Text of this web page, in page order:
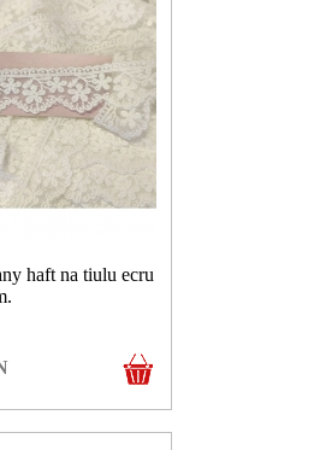
haft na tiulu ecru